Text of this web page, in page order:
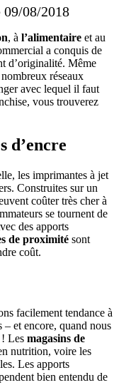
08/2018
, à l’alimentaire et au
a conquis de
d’originalité. Même
réseaux
avec lequel il faut
vous trouverez
d’encre
les imprimantes à jet
Construites sur un
coûter très cher à
se tournent de
des apports
de proximité sont
coût.
facilement tendance à
– et encore, quand nous
! Les magasins de
nutrition, voire les
Les apports
bien entendu de